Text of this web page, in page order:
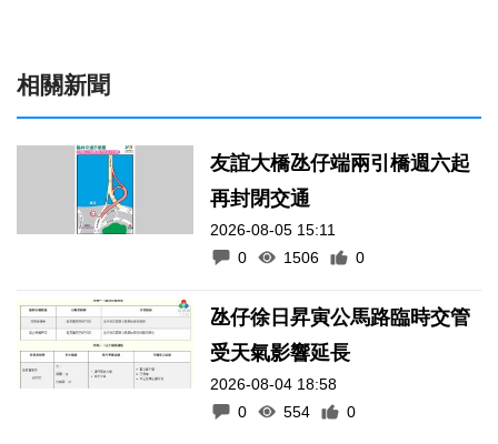
相關新聞
友誼大橋氹仔端兩引橋週六起
再封閉交通
2026-08-05 15:11
0
1506 0
氹仔徐日昇寅公馬路臨時交管
受天氣影響延長
2026-08-04 18:58
0
554 0